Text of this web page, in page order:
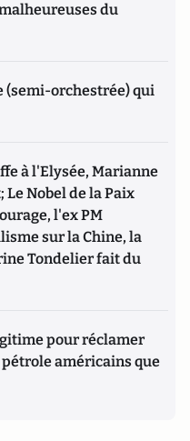
du
(semi-orchestrée) qui
à l'Elysée, Marianne
Nobel de la Paix
l'ex PM
sur la Chine, la
Tondelier fait du
pour réclamer
américains que